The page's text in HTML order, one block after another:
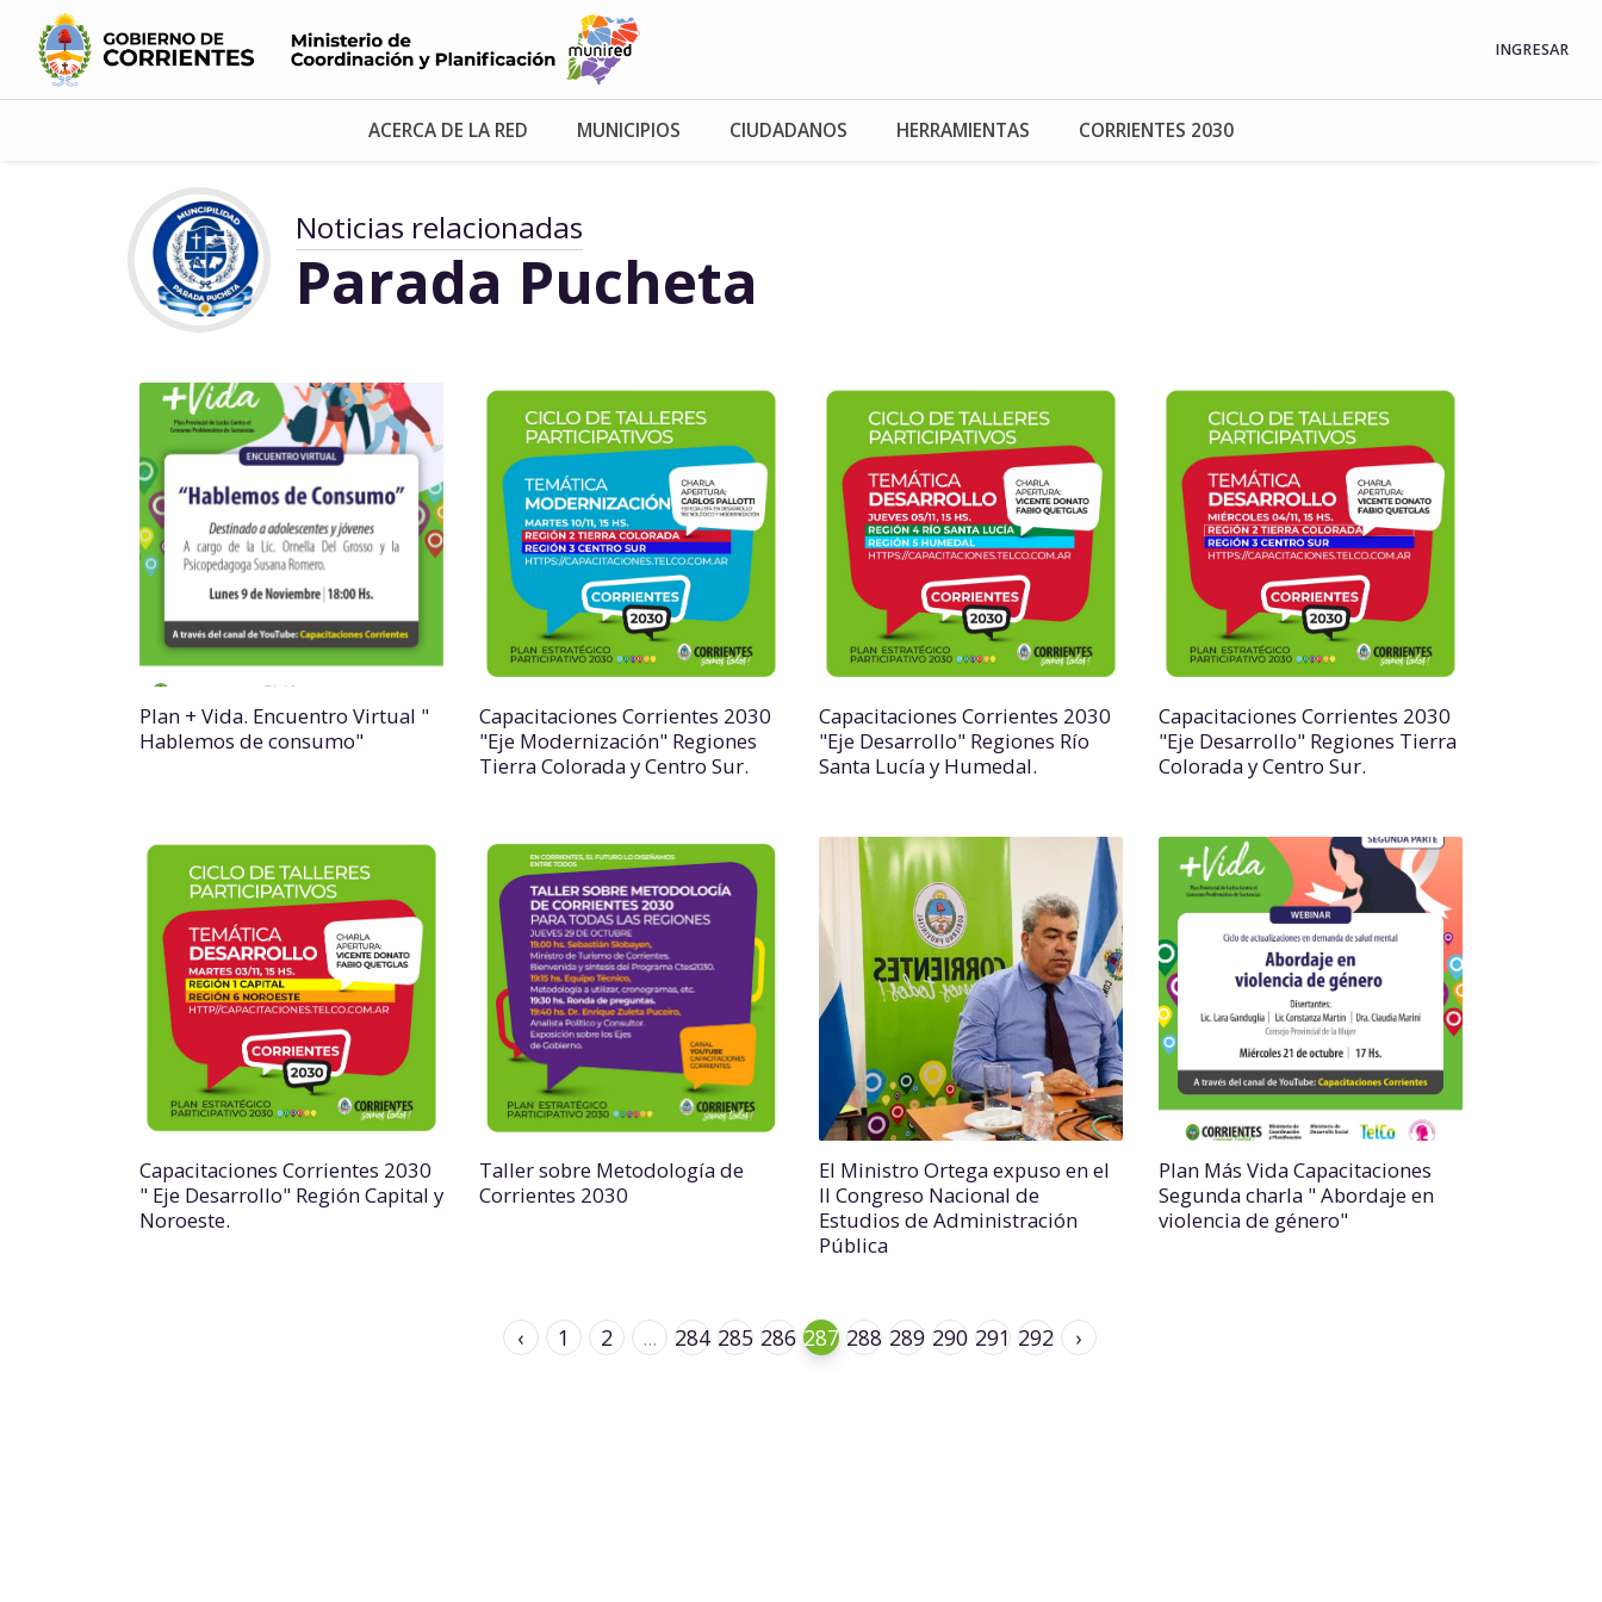
INGRESAR
ACERCA DE LA RED MUNICIPIOS CIUDADANOS HERRAMIENTAS CORRIENTES 2030
Noticias relacionadas
Parada Pucheta
Plan + Vida. Encuentro Virtual "
Hablemos de consumo"
Capacitaciones Corrientes 2030
"Eje Modernización" Regiones
Tierra Colorada y Centro Sur.
Capacitaciones Corrientes 2030
"Eje Desarrollo" Regiones Río
Santa Lucía y Humedal.
Capacitaciones Corrientes 2030
"Eje Desarrollo" Regiones Tierra
Colorada y Centro Sur.
Capacitaciones Corrientes 2030
" Eje Desarrollo" Región Capital y
Noroeste.
Taller sobre Metodología de
Corrientes 2030
El Ministro Ortega expuso en el
II Congreso Nacional de
Estudios de Administración
Pública
Plan Más Vida Capacitaciones
Segunda charla " Abordaje en
violencia de género"
‹ 1 2 ... 284 285 286 287 288 289 290 291 292 ›